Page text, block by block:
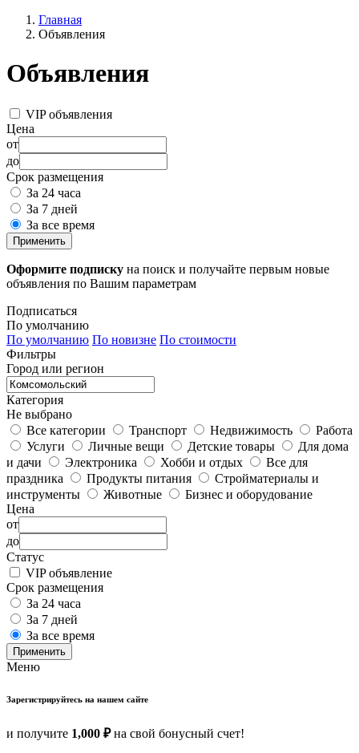
Главная
Объявления
Объявления
VIP объявления
Цена
от
до
Срок размещения
За 24 часа
За 7 дней
За все время
Применить
Оформите подписку на поиск и получайте первым новые
объявления по Вашим параметрам
Подписаться
По умолчанию
По умолчанию По новизне По стоимости
Фильтры
Город или регион
Категория
Не выбрано
Все категории
Транспорт Недвижимость
Работа
Услуги
Личные вещи Детские товары
Для дома
и дачи
Электроника Хобби и отдых
Все для
праздника
Продукты питания
Стройматериалы и
инструменты
Животные
Бизнес и оборудование
Цена
от
до
Статус
VIP объявление
Срок размещения
За 24 часа
За 7 дней
За все время
Применить
Меню
Зарегистрируйтесь на нашем сайте
и получите 1,000 ₽на свой бонусный счет!